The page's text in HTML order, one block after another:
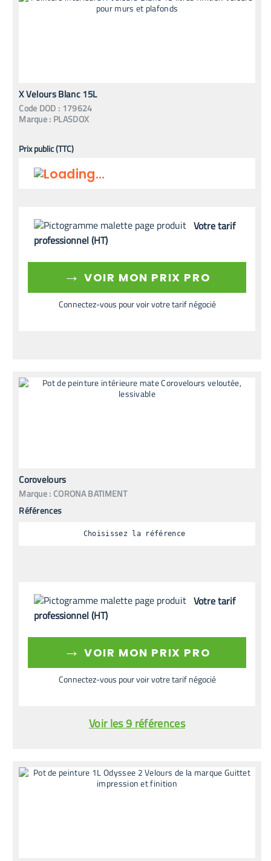
X Velours Blanc 15L
Code DOD : 179624
Marque : PLASDOX
Prix public (TTC)
Votre tarif
professionnel (HT)
→ VOIR MON PRIX PRO
Connectez-vous pour voir votre tarif négocié
Corovelours
Marque : CORONA BATIMENT
Références
Choisissez la référence
Votre tarif
professionnel (HT)
→ VOIR MON PRIX PRO
Connectez-vous pour voir votre tarif négocié
Voir les 9 références